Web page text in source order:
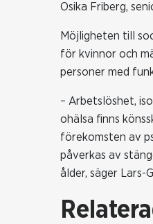
Osika Friberg,
Möjligheten till
för kvinnor och
personer med
– Arbetslöshet,
ohälsa finns
förekomsten av
påverkas av
ålder, säger Lars-